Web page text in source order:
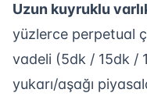
Uzun kuyruklu
yüzlerce perpetual
vadeli (5dk / 15dk /
yukarı/aşağı